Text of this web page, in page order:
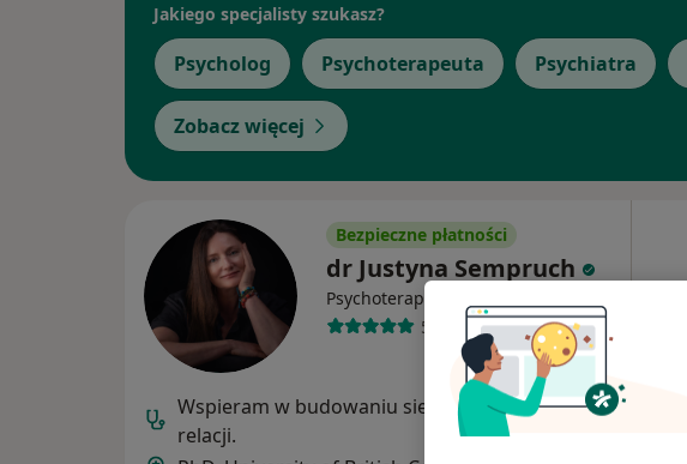
Jakiego specjalisty szukasz?
Psycholog Psychoterapeuta Psychiatra
Zobacz więcej
Bezpieczne płatności
dr Justyna Sempruch
Psychoterapeuta
54 opinie
Wspieram w budowaniu siebie oraz zdrowych
relacji.